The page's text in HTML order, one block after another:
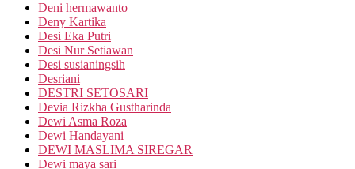
Deni hermawanto
Deny Kartika
Desi Eka Putri
Desi Nur Setiawan
Desi susianingsih
Desriani
DESTRI SETOSARI
Devia Rizkha Gustharinda
Dewi Asma Roza
Dewi Handayani
DEWI MASLIMA SIREGAR
Dewi maya sari